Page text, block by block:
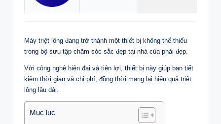
Máy triệt lông đang trở thành một thiết bị không thể thiếu
trong bộ sưu tập chăm sóc sắc đẹp tại nhà của phái đẹp.
Với công nghệ hiện đại và tiện lợi, thiết bị này giúp bạn tiết
kiệm thời gian và chi phí, đồng thời mang lại hiệu quả triệt
lông lâu dài.
Mục lục